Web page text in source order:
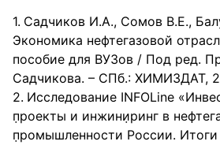
Садчиков И.А., Сомов В.Е.,
Экономика нефтегазовой
пособие для ВУЗов / Под ред.
Садчикова. – СПб.: ХИМИЗДАТ,
Исследование INFOLine
п⁪̣роекты и инжини⁪̣ринг в
п⁪̣ромышленности России.